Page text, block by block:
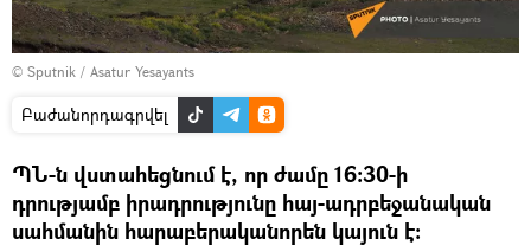
© Sputnik / Asatur Yesayants
Բաժանորդագրվել
ՊՆ-ն վստահեցնում է, որ ժամը 16։30-ի
դրությամբ իրադրությունը հայ-ադրբեջանական
սահմանին հարաբերականորեն կայուն է։